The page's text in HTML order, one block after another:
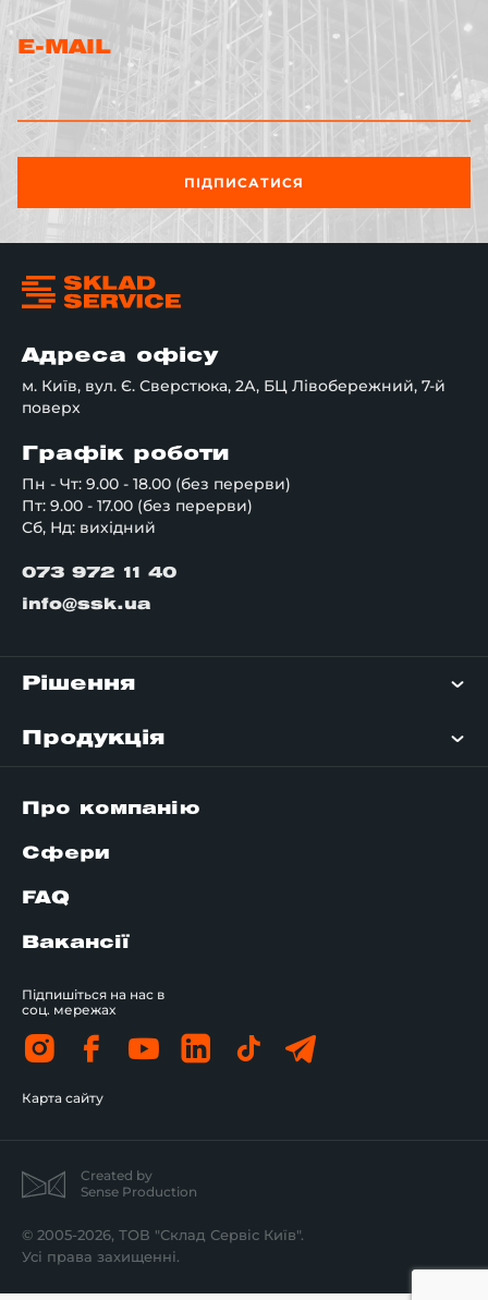
E-MAIL
ПІДПИСАТИСЯ
Адреса офісу
м. Київ, вул. Є. Сверстюка, 2А, БЦ Лівобережний, 7-й
поверх
Графік роботи
Пн - Чт: 9.00 - 18.00 (без перерви)
Пт: 9.00 - 17.00 (без перерви)
Сб, Нд: вихідний
073 972 11 40
info@ssk.ua
Рішення
Продукція
Про компанію
Сфери
FAQ
Вакансії
Підпишіться на нас в
соц. мережах
Карта сайту
Created by
Sense Production
© 2005-2026, ТОВ "Склад Сервіс Київ".
Усі права захищенні.